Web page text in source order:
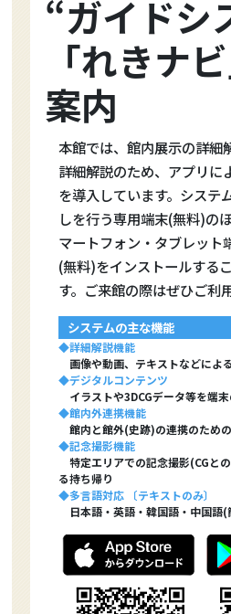
“ガイドシ
「れきナ
案内
本館では、館内展示の詳細
詳細解説のため、アプリに
を導入しています。システ
しを行う専用端末(無料)の
マートフォン・タブレット
(無料)をインストールする
す。ご来館の際はぜひご利
システムの主な機能
◆詳細解説機能
画像や動画、テキストなどによ
◆デジタルコンテンツ
イラストや3DCGデータ等を端
◆館内外連携機能
館内と館外(史跡)の連携のため
◆記念撮影機能
特定エリアでの記念撮影(CGと
る持ち帰り
◆多言語対応 〔テキストのみ〕
日本語・英語・韓国語・中国語